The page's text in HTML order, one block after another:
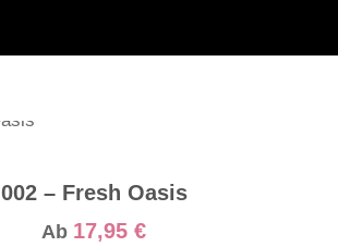
002 – Fresh Oasis
Ab 17,95 €